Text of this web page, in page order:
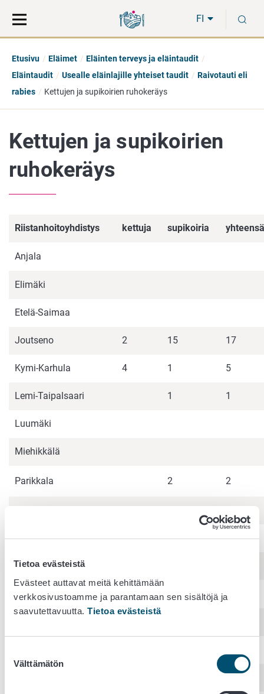
Tietoa evästeistä
Evästeet auttavat meitä kehittämään
verkkosivustoamme ja parantamaan sen sisältöjä ja
saavutettavuutta. Tietoa evästeistä
valinta
Välttämätön
suoraan
sisältöön
koko
sivuston
FI
Etusivu Eläimet
Eläinten terveys ja eläintaudit
Eläintaudit
Usealle eläinlajille yhteiset taudit
Raivotauti eli
rabies
Kettujen ja supikoirien ruhokeräys
Kettujen ja supikoirien
ruhokeräys
Riistanhoitoyhdistys kettuja supikoiria yhteensä
Anjala
Elimäki
Etelä-Saimaa
Joutseno 2 15 17
Kymi-Karhula 4 1 5
Lemi-Taipalsaari 1 1
Luumäki
Miehikkälä
Parikkala 2 2
Pyhtää 1 1
Rautjärvi 4 4
Ruokolahti-Imatra
Sippola